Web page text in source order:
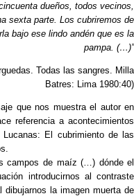
dueños, todos vecinos,
sexta parte. Los cubriremos de
bajo ese lindo andén que es la
pampa. (…)”
Todas las sangres. Milla
Batres: Lima 1980:40)
que nos muestra el autor en
referencia a acontecimientos
El cubrimiento de las
campos de maíz (…) dónde el
introducirnos al contraste
la imagen muerta de